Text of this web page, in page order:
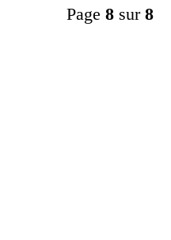
Page 8sur 8